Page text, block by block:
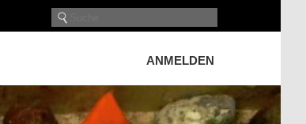
ANMELDEN